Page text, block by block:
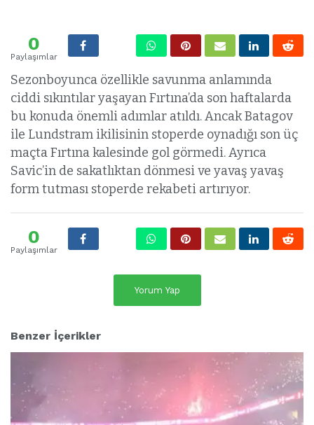
0
Paylaşımlar
Sezonboyunca özellikle savunma anlamında
ciddi sıkıntılar yaşayan Fırtına’da son haftalarda
bu konuda önemli adımlar atıldı. Ancak Batagov
ile Lundstram ikilisinin stoperde oynadığı son üç
maçta Fırtına kalesinde gol görmedi. Ayrıca
Savic’in de sakatlıktan dönmesi ve yavaş yavaş
form tutması stoperde rekabeti artırıyor.
0
Paylaşımlar
Yorum Yap
Benzer İçerikler